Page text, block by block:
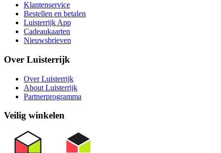
Klantenservice
Bestellen en betalen
Luisterrijk App
Cadeaukaarten
Nieuwsbrieven
Over Luisterrijk
Over Luisterrijk
About Luisterrijk
Partnerprogramma
Veilig winkelen